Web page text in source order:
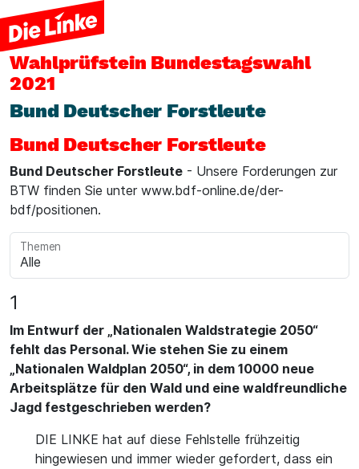
Wahlprüfstein Bundestagswahl
2021
Bund Deutscher Forstleute
Bund Deutscher Forstleute
Bund Deutscher Forstleute - Unsere Forderungen zur
BTW finden Sie unter www.bdf-online.de/der-
bdf/positionen.
Themen
1
Im Entwurf der „Nationalen Waldstrategie 2050“
fehlt das Personal. Wie stehen Sie zu einem
„Nationalen Waldplan 2050“, in dem 10000 neue
Arbeitsplätze für den Wald und eine waldfreundliche
Jagd festgeschrieben werden?
DIE LINKE hat auf diese Fehlstelle frühzeitig
hingewiesen und immer wieder gefordert, dass ein